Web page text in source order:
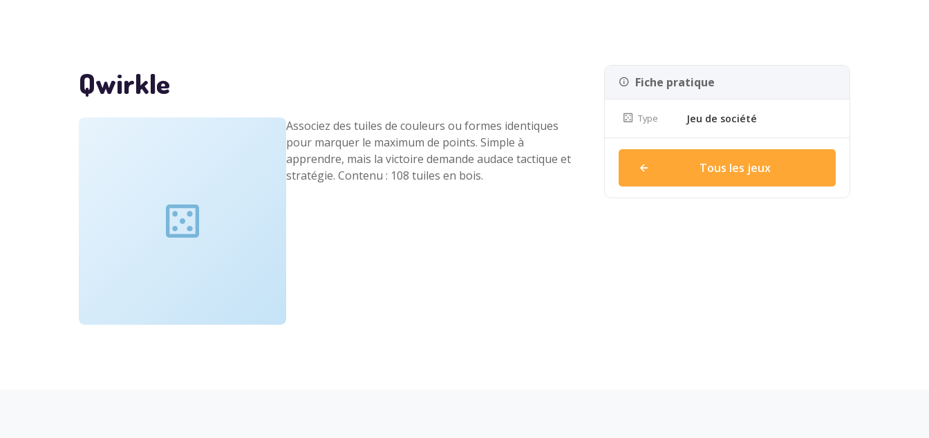
Qwirkle
Associez des tuiles de couleurs ou formes identiques
pour marquer le maximum de points. Simple à
apprendre, mais la victoire demande audace tactique et
stratégie. Contenu : 108 tuiles en bois.
Fiche pratique
Type Jeu de société
Tous les jeux